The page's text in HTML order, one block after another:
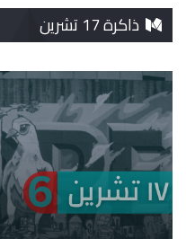
ذاكرة 17 تشرين